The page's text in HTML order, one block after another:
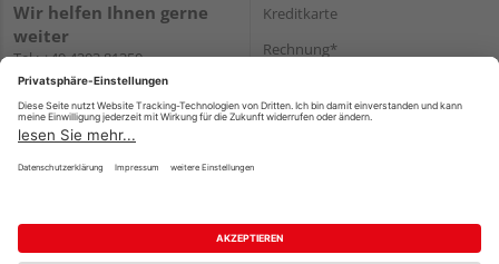
Wir helfen Ihnen gerne
weiter
Tel.:+49 4203 81350
E-Mail:shop@holz-
koehrmann.de
Kreditkarte
Rechnung*
Versand
Impressum AGB Widerruf
Datenschutz
Reservierungsbedingungen
Vertrag widerrufen